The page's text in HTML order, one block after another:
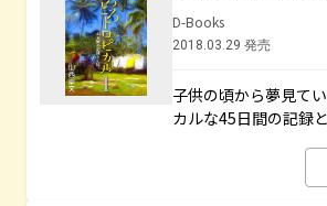
D-Books
2018.03.29 発売
子供の頃から夢見て
カルな45日間の記録と